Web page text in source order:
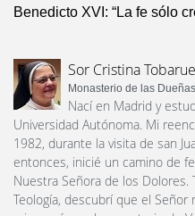
Benedicto XVI: “La fe sólo
Sor Cristina
Monasterio de las
Nací en Madrid y
Universidad Autónoma. Mi
1982, durante la visita de san
entonces, inicié un camino de
Nuestra Señora de los Dolores.
Teología, descubrí que el Señor